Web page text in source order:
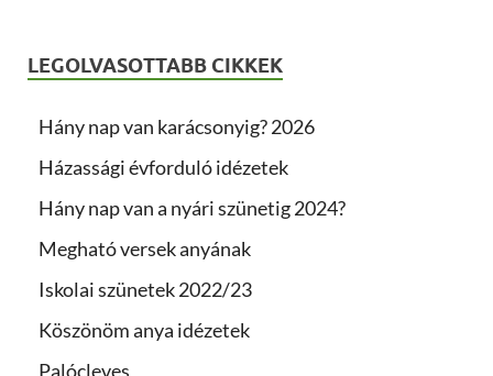
LEGOLVASOTTABB CIKKEK
Hány nap van karácsonyig? 2026
Házassági évforduló idézetek
Hány nap van a nyári szünetig 2024?
Megható versek anyának
Iskolai szünetek 2022/23
Köszönöm anya idézetek
Palócleves